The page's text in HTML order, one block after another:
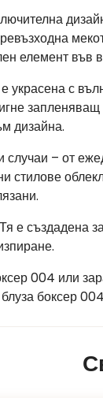
елемент във
с
дизайна.
– от
стилове
е създадена
004 или
боксер